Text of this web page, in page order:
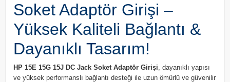
Soket Adaptör Girişi –
Yüksek Kaliteli Bağlantı &
Dayanıklı Tasarım!
HP 15E 15G 15J DC Jack Soket Adaptör Girişi, dayanıklı yapısı
ve yüksek performanslı bağlantı desteği ile uzun ömürlü ve güvenilir